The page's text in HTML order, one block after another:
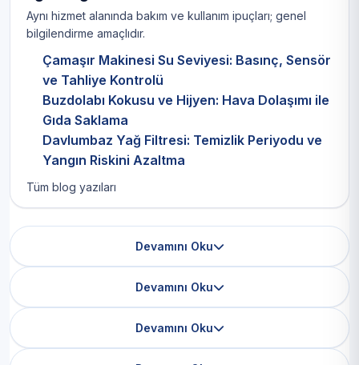
Aynı hizmet alanında bakım ve kullanım ipuçları; genel
bilgilendirme amaçlıdır.
Çamaşır Makinesi Su Seviyesi: Basınç, Sensör
ve Tahliye Kontrolü
Buzdolabı Kokusu ve Hijyen: Hava Dolaşımı ile
Gıda Saklama
Davlumbaz Yağ Filtresi: Temizlik Periyodu ve
Yangın Riskini Azaltma
Tüm blog yazıları
Devamını Oku
Devamını Oku
Devamını Oku